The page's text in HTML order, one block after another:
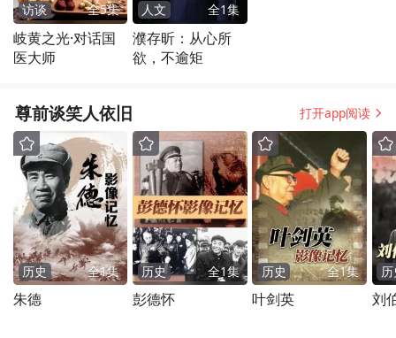
访谈 全5集
岐黄之光·对话国
医大师
人文 全1集
濮存昕：从心所
欲，不逾矩
尊前谈笑人依旧 打开app阅读
历史 全1集
朱德
历史 全1集
彭德怀
历史 全1集
叶剑英 刘